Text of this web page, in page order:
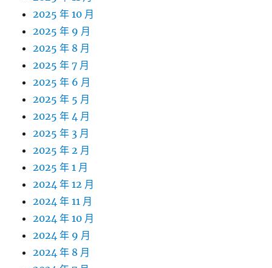
2025 年 10 月
2025 年 9 月
2025 年 8 月
2025 年 7 月
2025 年 6 月
2025 年 5 月
2025 年 4 月
2025 年 3 月
2025 年 2 月
2025 年 1 月
2024 年 12 月
2024 年 11 月
2024 年 10 月
2024 年 9 月
2024 年 8 月